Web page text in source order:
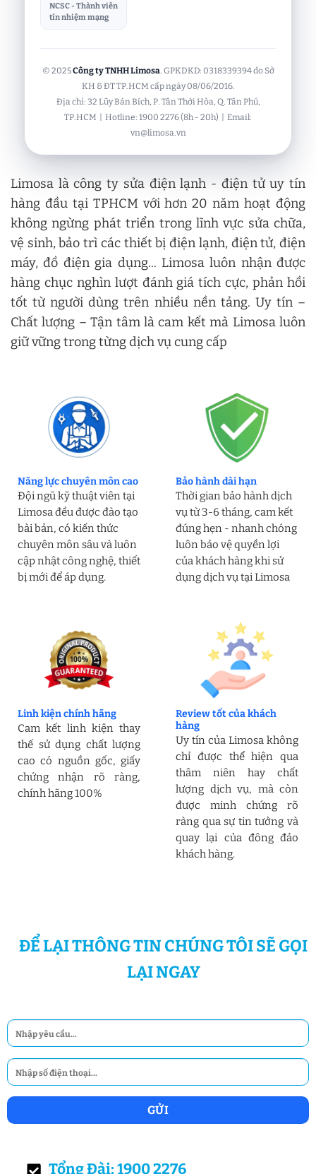
NCSC - Thành viên
tín nhiệm mạng
© 2025Công ty TNHH Limosa . GPKDKD: 0318339394 do Sở
KH & ĐT TP.HCM cấp ngày 08/06/2016.
Địa chỉ: 32 Lũy Bán Bích, P. Tân Thới Hòa, Q. Tân Phú,
TP.HCM | Hotline: 1900 2276 (8h - 20h) | Email:
vn@limosa.vn
Limosa là công ty sửa điện lạnh - điện tử uy tín
hàng đầu tại TPHCM với hơn 20 năm hoạt động
không ngừng phát triển trong lĩnh vực sửa chữa,
vệ sinh, bảo trì các thiết bị điện lạnh, điện tử, điện
máy, đồ điện gia dụng... Limosa luôn nhận được
hàng chục nghìn lượt đánh giá tích cực, phản hồi
tốt từ người dùng trên nhiều nền tảng. Uy tín –
Chất lượng – Tận tâm là cam kết mà Limosa luôn
giữ vững trong từng dịch vụ cung cấp
Năng lực chuyên môn cao
Đội ngũ kỹ thuật viên tại
Limosa đều được đào tạo
bài bản, có kiến thức
chuyên môn sâu và luôn
cập nhật công nghệ, thiết
bị mới để áp dụng.
Bảo hành dài hạn
Thời gian bảo hành dịch
vụ từ 3-6 tháng, cam kết
đúng hẹn - nhanh chóng
luôn bảo vệ quyền lợi
của khách hàng khi sử
dụng dịch vụ tại Limosa
Linh kiện chính hãng
Cam kết linh kiện thay
thế sử dụng chất lượng
cao có nguồn gốc, giấy
chứng nhận rõ ràng,
chính hãng 100%
Review tốt của khách
hàng
Uy tín của Limosa không
chỉ được thể hiện qua
thâm niên hay chất
lượng dịch vụ, mà còn
được minh chứng rõ
ràng qua sự tin tưởng và
quay lại của đông đảo
khách hàng.
ĐỂ LẠI THÔNG TIN CHÚNG TÔI SẼ GỌI
LẠI NGAY
Tổng Đài: 1900 2276